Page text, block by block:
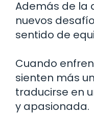
Además de la
nuevos
sentido de
Cuando
sienten más
traducirse en
y apasionada.